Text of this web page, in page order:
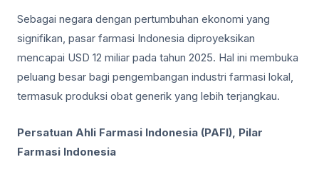
Sebagai negara dengan pertumbuhan ekonomi yang
signifikan, pasar farmasi Indonesia diproyeksikan
mencapai USD 12 miliar pada tahun 2025. Hal ini membuka
peluang besar bagi pengembangan industri farmasi lokal,
termasuk produksi obat generik yang lebih terjangkau.
Persatuan Ahli Farmasi Indonesia (PAFI), Pilar
Farmasi Indonesia